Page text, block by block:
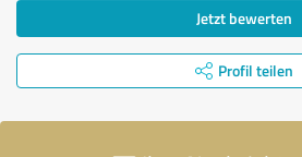
Jetzt bewerten
Profil teilen